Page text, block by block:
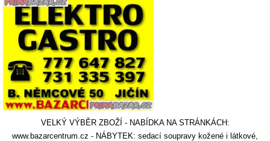
VELKÝ VÝBĚR ZBOŽÍ - NABÍDKA NA STRÁNKÁCH:
www.bazarcentrum.cz - NÁBYTEK: sedací soupravy kožené i látkové,